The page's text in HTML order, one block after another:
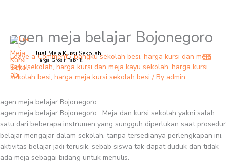
Skip
content
Jual Meja Kursi Sekolah
Harga Grosir Pabrik
agen meja belajar Bojonegoro
Leave a Comment /bangku sekolah besi, harga kursi dan meja
kayu sekolah, harga kursi dan meja kayu sekolah, harga kursi
sekolah besi, harga meja kursi sekolah besi / By admin
agen meja belajar Bojonegoro
agen meja belajar Bojonegoro : Meja dan kursi sekolah yakni salah
satu dari beberapa instrumen yang sungguh diperlukan saat prosedur
belajar mengajar dalam sekolah. tanpa tersedianya perlengkapan ini,
aktivitas belajar jadi terusik. sebab siswa tak dapat duduk dan tidak
ada meja sebagai bidang untuk menulis.